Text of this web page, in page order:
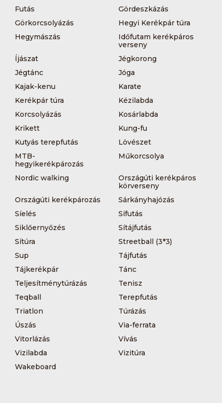
Futás
Gördeszkázás
Görkorcsolyázás
Hegyi Kerékpár túra
Hegymászás
Időfutam kerékpáros
verseny
Íjászat
Jégkorong
Jégtánc
Jóga
Kajak-kenu
Karate
Kerékpár túra
Kézilabda
Korcsolyázás
Kosárlabda
Krikett
Kung-fu
Kutyás terepfutás
Lövészet
MTB-
hegyikerékpározás
Műkorcsolya
Nordic walking
Országúti kerékpáros
körverseny
Országúti kerékpározás
Sárkányhajózás
Síelés
Sífutás
Siklőernyőzés
Sítájfutás
Sítúra
Streetball (3*3)
Sup
Tájfutás
Tájkerékpár
Tánc
Teljesítménytúrázás
Tenisz
Teqball
Terepfutás
Triatlon
Túrázás
Úszás
Via-ferrata
Vitorlázás
Vívás
Vizilabda
Vizitúra
Wakeboard